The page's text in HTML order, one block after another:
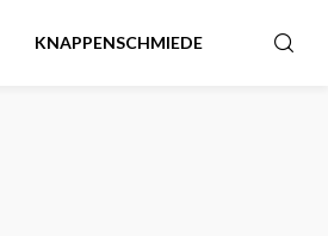
KNAPPENSCHMIEDE